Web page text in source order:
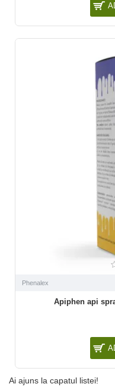
Phenalex
Apiphen api
Ai ajuns la capatul listei!